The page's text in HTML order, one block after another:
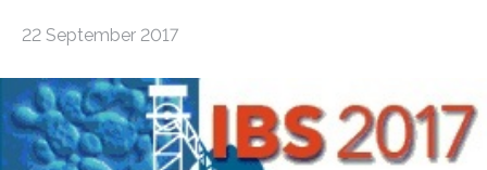
22 September 2017